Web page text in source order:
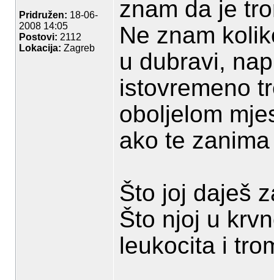
Pridružen: 18-06-
2008 14:05
Postovi: 2112
Lokacija: Zagreb
znam da je
Ne znam
u dubravi,
istovremeno
oboljelom
ako te zanima
Što joj daješ
Što njoj u
leukocita i